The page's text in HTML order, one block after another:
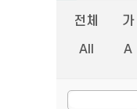
전체 가
All
A